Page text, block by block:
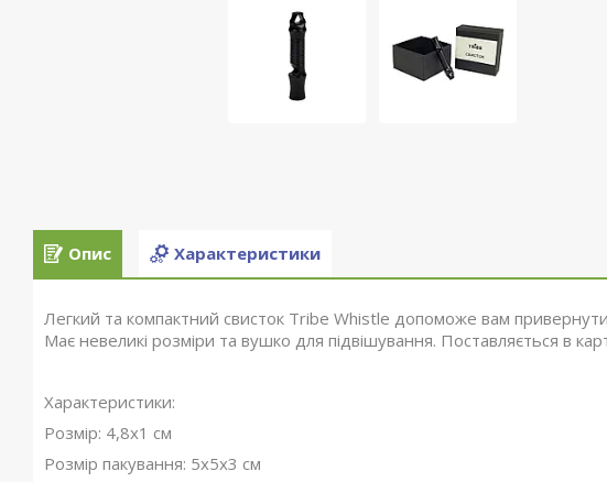
Опис Характеристики
Легкий та компактний свисток Tribe Whistle допоможе вам привернути
Має невеликі розміри та вушко для підвішування. Поставляється в
Характеристики:
Розмір: 4,8х1 см
Розмір пакування: 5х5х3 см